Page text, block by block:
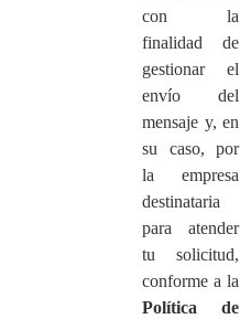
con la
finalidad de
gestionar el
envío del
mensaje y, en
su caso, por
la empresa
destinataria
para atender
tu solicitud,
conforme a la
Política de